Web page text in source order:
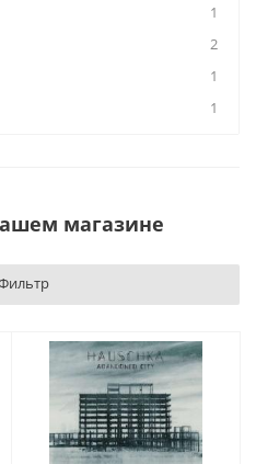
1
2
1
1
магазине